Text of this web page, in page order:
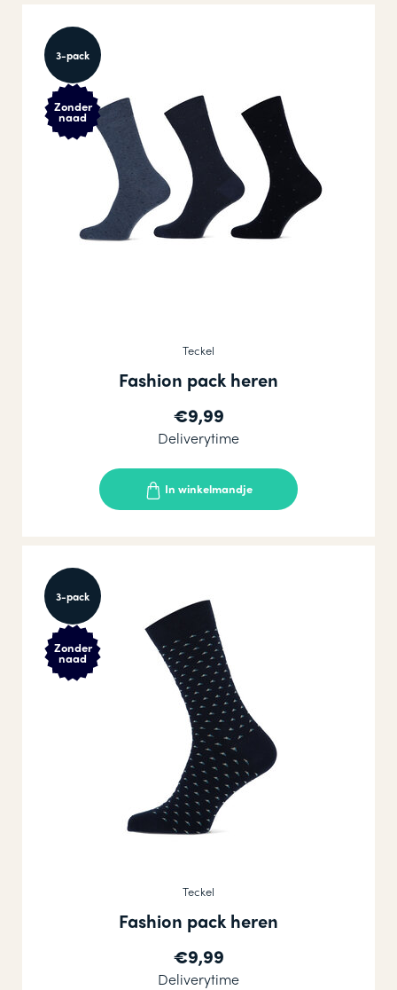
3-pack
Zonder
naad
Teckel
Fashion pack heren
€9,99
Deliverytime
In winkelmandje
3-pack
Zonder
naad
Teckel
Fashion pack heren
€9,99
Deliverytime